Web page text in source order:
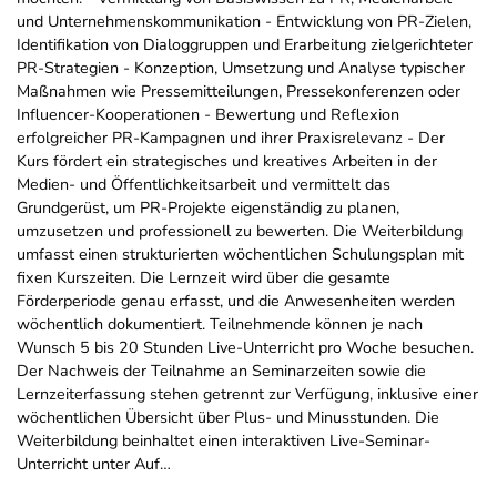
und Unternehmenskommunikation - Entwicklung von PR-Zielen,
Identifikation von Dialoggruppen und Erarbeitung zielgerichteter
PR-Strategien - Konzeption, Umsetzung und Analyse typischer
Maßnahmen wie Pressemitteilungen, Pressekonferenzen oder
Influencer-Kooperationen - Bewertung und Reflexion
erfolgreicher PR-Kampagnen und ihrer Praxisrelevanz - Der
Kurs fördert ein strategisches und kreatives Arbeiten in der
Medien- und Öffentlichkeitsarbeit und vermittelt das
Grundgerüst, um PR-Projekte eigenständig zu planen,
umzusetzen und professionell zu bewerten. Die Weiterbildung
umfasst einen strukturierten wöchentlichen Schulungsplan mit
fixen Kurszeiten. Die Lernzeit wird über die gesamte
Förderperiode genau erfasst, und die Anwesenheiten werden
wöchentlich dokumentiert. Teilnehmende können je nach
Wunsch 5 bis 20 Stunden Live-Unterricht pro Woche besuchen.
Der Nachweis der Teilnahme an Seminarzeiten sowie die
Lernzeiterfassung stehen getrennt zur Verfügung, inklusive einer
wöchentlichen Übersicht über Plus- und Minusstunden. Die
Weiterbildung beinhaltet einen interaktiven Live-Seminar-
Unterricht unter Auf…